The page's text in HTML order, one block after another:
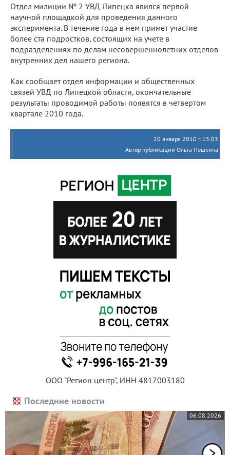
Отдел милиции № 2 УВД Липецка явился первой
научной площадкой для проведения данного
эксперимента. В течение года в нем примет участие
более ста подростков, состоящих на учете в
подразделениях по делам несовершеннолетних отделов
внутренних дел нашего региона.
Как сообщает отдел информации и общественных
связей УВД по Липецкой области, окончательные
результаты проводимой работы появятся в четвертом
квартале 2010 года.
20 января 2010 г. 15:03
Автор публикации Ольга Пешкина
ООО "Регион центр", ИНН 4817003180
Последние новости
06.08.2026